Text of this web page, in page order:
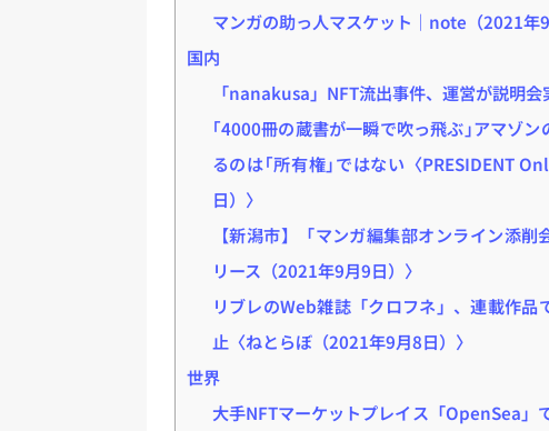
マンガの助っ人マスケット｜note（2021年9
国内
「nanakusa」NFT流出事件、運営が説明
｢4000冊の蔵書が一瞬で吹っ飛ぶ｣アマゾ
るのは｢所有権｣ではない〈PRESIDENT
日）〉
【新潟市】「マンガ編集部オンライン添
リース（2021年9月9日）〉
リブレのWeb雑誌「クロフネ」、連載作
止〈ねとらぼ（2021年9月8日）〉
世界
大手NFTマーケットプレイス「OpenSea」